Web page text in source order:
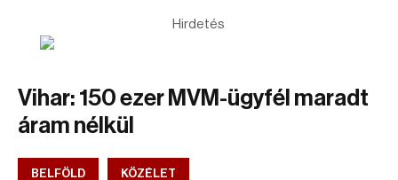
Hirdetés
Vihar: 150 ezer MVM-ügyfél maradt
áram nélkül
BELFÖLD KÖZÉLET